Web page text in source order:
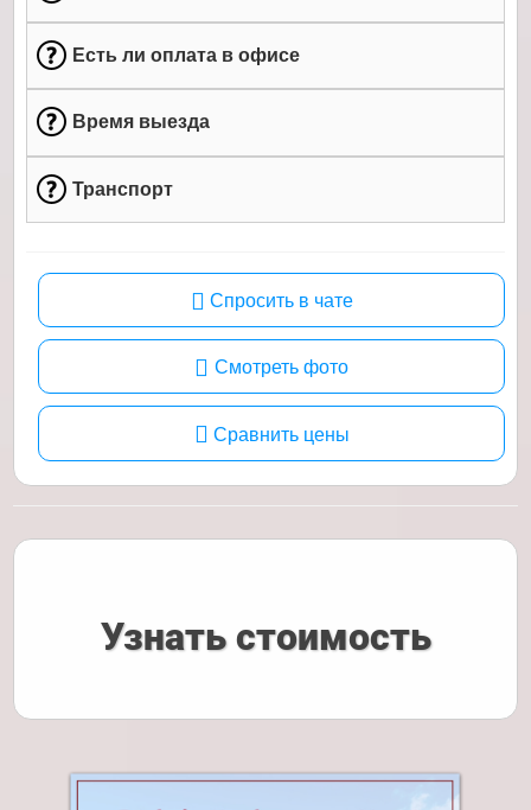
Есть ли оплата в офисе
Время выезда
Транспорт
Спросить в чате
Смотреть фото
Сравнить цены
Узнать стоимость